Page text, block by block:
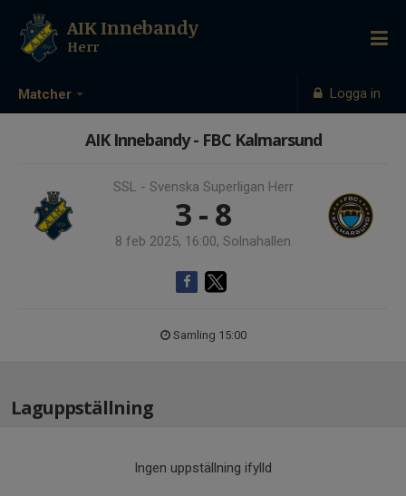
Matcher Logga in
AIK Innebandy
Herr
AIK Innebandy - FBC Kalmarsund
SSL - Svenska Superligan Herr
3 - 8
8 feb 2025, 16:00, Solnahallen
Samling 15:00
Laguppställning
Ingen uppställning ifylld